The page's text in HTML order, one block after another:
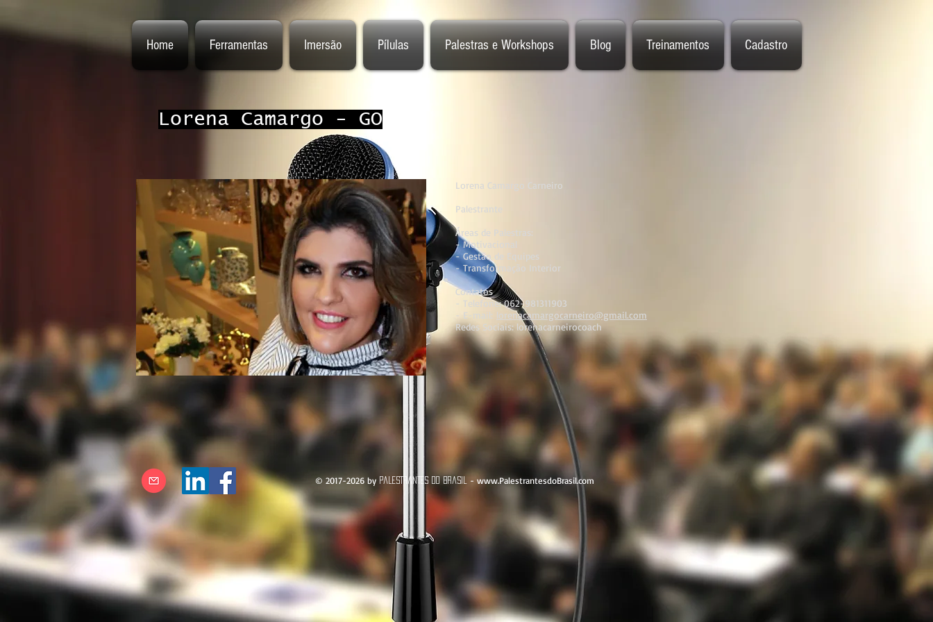
Home Ferramentas Imersão Pílulas Palestras e Workshops Blog Treinamentos Cadastro
Lorena Camargo - GO
Lorena Camargo Carneiro
​Palestrante
Áreas de Palestras:
- Motivacional
- Gestão de Equipes
- Transformação Interior
Contatos
- Telefone: 062-981311903
- E-mail: lorenacamargocarneiro@gmail.com
Redes Sociais: lorenacarneirocoach
© 2017-2026 by Palestrantes do Brasil - www.PalestrantesdoBrasil.com